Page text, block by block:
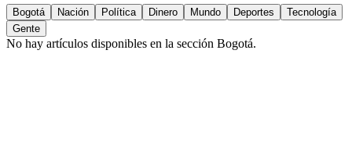
Bogotá Nación Política Dinero Mundo Deportes
Tecnología
Gente
No hay artículos disponibles en la sección Bogotá.